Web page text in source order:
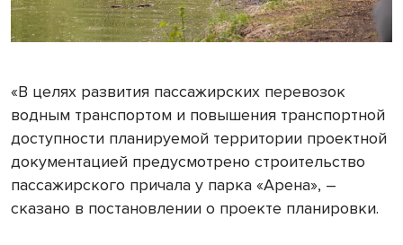
«В целях развития пассажирских перевозок
водным транспортом и повышения транспортной
доступности планируемой территории проектной
документацией предусмотрено строительство
пассажирского причала у парка «Арена», –
сказано в постановлении о проекте планировки.